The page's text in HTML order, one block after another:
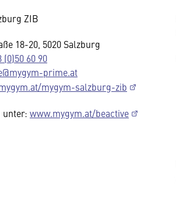
ZIB
18-20, 5020 Salzburg
(0)50 60 90
prime.at
mygym-salzburg-zib
unter: www.mygym.at/beactive